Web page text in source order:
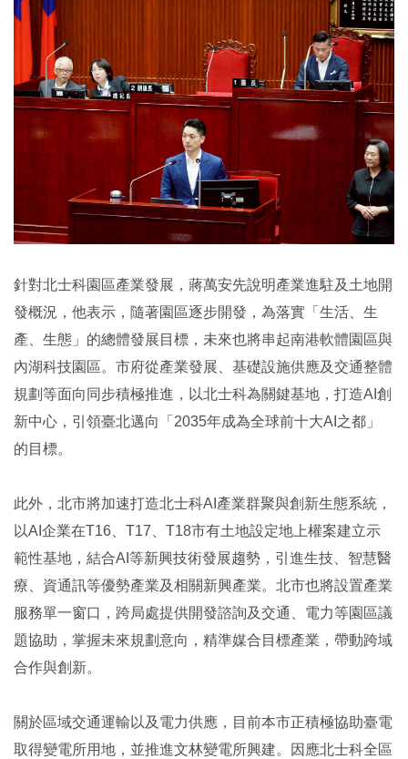
針對北士科園區產業發展，蔣萬安先說明產業進駐及土地開
發概況，他表示，隨著園區逐步開發，為落實「生活、生
產、生態」的總體發展目標，未來也將串起南港軟體園區與
內湖科技園區。市府從產業發展、基礎設施供應及交通整體
規劃等面向同步積極推進，以北士科為關鍵基地，打造AI創
新中心，引領臺北邁向「2035年成為全球前十大AI之都」
的目標。
此外，北市將加速打造北士科AI產業群聚與創新生態系統，
以AI企業在T16、T17、T18市有土地設定地上權案建立示
範性基地，結合AI等新興技術發展趨勢，引進生技、智慧醫
療、資通訊等優勢產業及相關新興產業。北市也將設置產業
服務單一窗口，跨局處提供開發諮詢及交通、電力等園區議
題協助，掌握未來規劃意向，精準媒合目標產業，帶動跨域
合作與創新。
關於區域交通運輸以及電力供應，目前本市正積極協助臺電
取得變電所用地，並推進文林變電所興建。因應北士科全區